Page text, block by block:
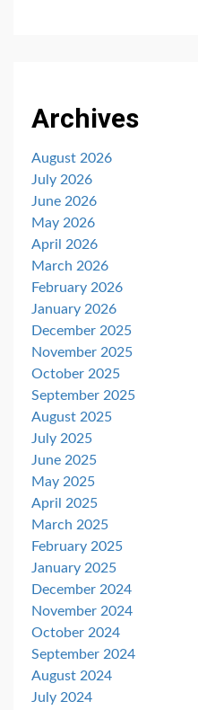
Archives
August 2026
July 2026
June 2026
May 2026
April 2026
March 2026
February 2026
January 2026
December 2025
November 2025
October 2025
September 2025
August 2025
July 2025
June 2025
May 2025
April 2025
March 2025
February 2025
January 2025
December 2024
November 2024
October 2024
September 2024
August 2024
July 2024